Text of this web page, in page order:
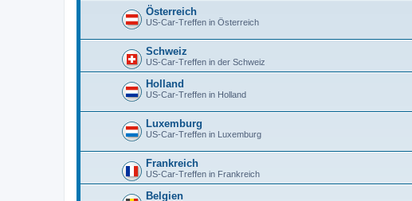
Österreich
US-Car-Treffen in Österreich
Schweiz
US-Car-Treffen in der Schweiz
Holland
US-Car-Treffen in Holland
Luxemburg
US-Car-Treffen in Luxemburg
Frankreich
US-Car-Treffen in Frankreich
Belgien